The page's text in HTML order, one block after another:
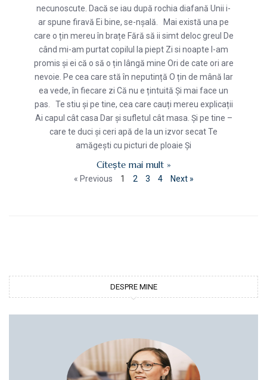
necunoscute. Dacă se iau după rochia diafană Unii i-
ar spune firavă Ei bine, se-nșală. Mai există una pe
care o țin mereu în brațe Fără să ii simt deloc greul De
când mi-am purtat copilul la piept Zi si noapte I-am
promis și ei că o să o țin lângă mine Ori de cate ori are
nevoie. Pe cea care stă în neputință O țin de mână Iar
ea vede, în fiecare zi Că nu e țintuită Și mai face un
pas. Te stiu și pe tine, cea care cauți mereu explicații
Ai capul cât casa Dar și sufletul cât masa. Și pe tine –
care te duci și ceri apă de la un izvor secat Te
amăgești cu picturi de ploaie Și
Citește mai mult »
« Previous 1 2 3 4 Next »
DESPRE MINE